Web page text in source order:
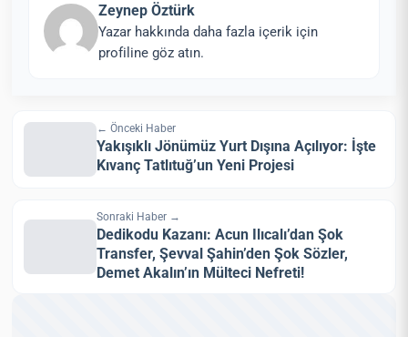
Zeynep Öztürk
Yazar hakkında daha fazla içerik için
profiline göz atın.
← Önceki Haber
Yakışıklı Jönümüz Yurt Dışına Açılıyor: İşte
Kıvanç Tatlıtuğ’un Yeni Projesi
Sonraki Haber →
Dedikodu Kazanı: Acun Ilıcalı’dan Şok
Transfer, Şevval Şahin’den Şok Sözler,
Demet Akalın’ın Mülteci Nefreti!